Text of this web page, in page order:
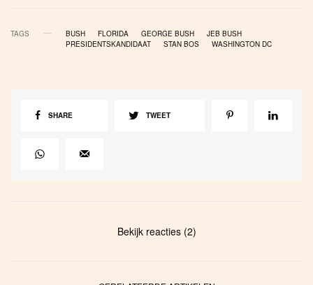
TAGS BUSH FLORIDA GEORGE BUSH
JEB BUSH
PRESIDENTSKANDIDAAT
STAN BOS WASHINGTON DC
SHARE TWEET
Bekijk reacties (2)